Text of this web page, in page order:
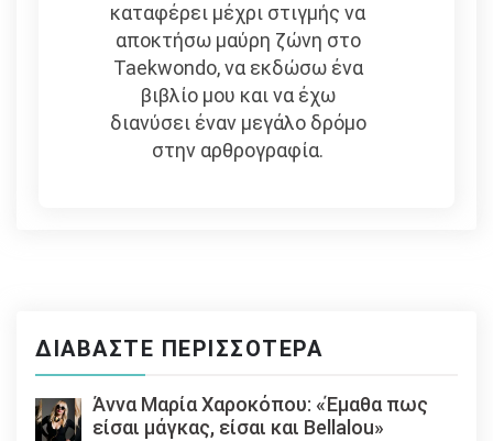
καταφέρει μέχρι στιγμής να
αποκτήσω μαύρη ζώνη στο
Taekwondo, να εκδώσω ένα
βιβλίο μου και να έχω
διανύσει έναν μεγάλο δρόμο
στην αρθρογραφία.
ΔΙΑΒΆΣΤΕ ΠΕΡΙΣΣΌΤΕΡΑ
Άννα Μαρία Χαροκόπου: «Έμαθα πως
είσαι μάγκας, είσαι και Bellalou»